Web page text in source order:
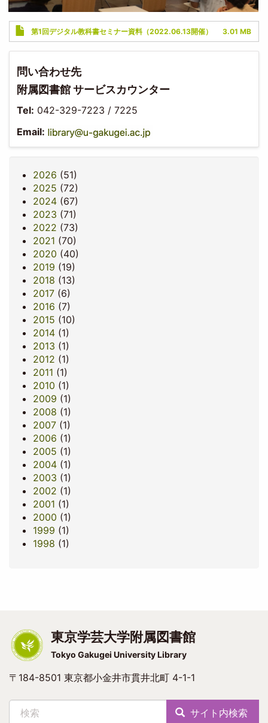
Document
第1回デジタル教科書セミナー資料（2022.06.13開催） 3.01 MB
問い合わせ先
附属図書館 サービスカウンター
Tel: 042-329-7223 / 7225
Email:
2026 (51)
2025 (72)
2024(67)
2023 (71)
2022 (73)
2021 (70)
2020 (40)
2019 (19)
2018 (13)
2017(6)
2016 (7)
2015 (10)
2014(1)
2013 (1)
2012 (1)
2011 (1)
2010 (1)
2009 (1)
2008 (1)
2007(1)
2006 (1)
2005 (1)
2004(1)
2003 (1)
2002 (1)
2001 (1)
2000 (1)
1999 (1)
1998 (1)
東京学芸大学附属図書館
Tokyo Gakugei University Library
〒184-8501 東京都小金井市貫井北町 4-1-1
検索
サイト内検索